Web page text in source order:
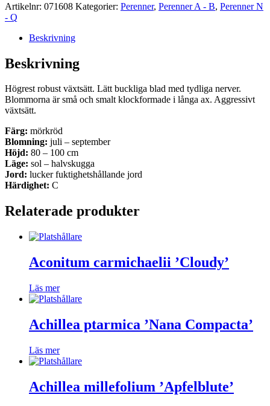
Artikelnr: 071608 Kategorier: Perenner, Perenner A - B, Perenner N
- Q
Beskrivning
Beskrivning
Högrest robust växtsätt. Lätt buckliga blad med tydliga nerver.
Blommorna är små och smalt klockformade i långa ax. Aggressivt
växtsätt.
Färg: mörkröd
Blomning: juli – september
Höjd: 80 – 100 cm
Läge: sol – halvskugga
Jord: lucker fuktighetshållande jord
Härdighet: C
Relaterade produkter
Aconitum carmichaelii ’Cloudy’
Läs mer
Achillea ptarmica ’Nana Compacta’
Läs mer
Achillea millefolium ’Apfelblute’